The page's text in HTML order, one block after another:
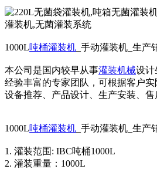
1000L吨桶灌装机 _手动灌装机_生产
本公司是国内较早从事灌装机械设计
经验丰富的专家团队，可根据客户实
设备推荐、产品设计、生产安装、售
1000L吨桶灌装机 _手动灌装机_生产
1. 灌装范围: IBC吨桶1000L
2. 灌装重量：1000L